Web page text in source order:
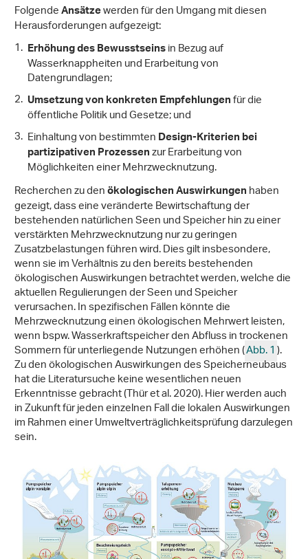
FolgendeAnsätzewerden für den Umgang mit diesen
Herausforderungen aufgezeigt:
Erhöhung des Bewusstseinsin Bezug auf
Wasserknappheiten und Erarbeitung von
Datengrundlagen;
Umsetzung von konkreten Empfehlungenfür die
öffentliche Politik und Gesetze; und
Einhaltung von bestimmtenDesign-Kriterien bei
partizipativen Prozessenzur Erarbeitung von
Möglichkeiten einer Mehrzwecknutzung.
Recherchen zu denökologischen Auswirkungenhaben
gezeigt, dass eine veränderte Bewirtschaftung der
bestehenden natürlichen Seen und Speicher hin zu einer
verstärkten Mehrzwecknutzung nur zu geringen
Zusatzbelastungen führen wird. Dies gilt insbesondere,
wenn sie im Verhältnis zu den bereits bestehenden
ökologischen Auswirkungen betrachtet werden, welche die
aktuellen Regulierungen der Seen und Speicher
verursachen. In spezifischen Fällen könnte die
Mehrzwecknutzung einen ökologischen Mehrwert leisten,
wenn bspw. Wasserkraftspeicher den Abfluss in trockenen
Sommern für unterliegende Nutzungen erhöhen (Abb. 1).
Zu den ökologischen Auswirkungen des Speicherneubaus
hat die Literatursuche keine wesentlichen neuen
Erkenntnisse gebracht (Thür et al. 2020). Hier werden auch
in Zukunft für jeden einzelnen Fall die lokalen Auswirkungen
im Rahmen einer Umweltverträglichkeitsprüfung darzulegen
sein.